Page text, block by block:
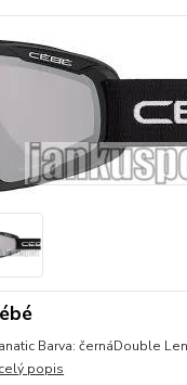
Barva: černáDouble
celý popis